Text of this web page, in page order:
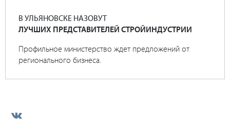
В УЛЬЯНОВСКЕ НАЗОВУТ
ЛУЧШИХ ПРЕДСТАВИТЕЛЕЙ СТРОЙИНДУСТРИИ
Профильное министерство ждет предложений от
регионального бизнеса.